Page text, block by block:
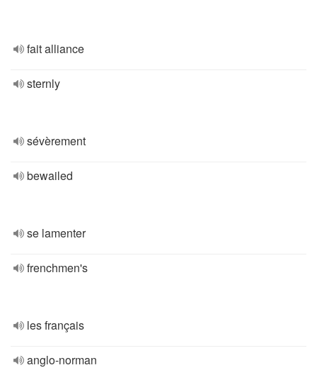
fait alliance
sternly
sévèrement
bewailed
se lamenter
frenchmen's
les français
anglo-norman